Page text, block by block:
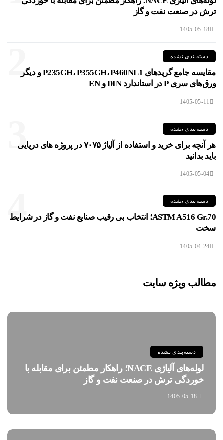
ترش در صنعت نفت و گاز
1405-05-18
2 دسته‌بندی نشده
مقایسه جامع گریدهای P235GH، P355GH، P460NL1 و دیگر
ورق‌های سری P در استاندارد DIN و EN
1405-05-11
3 دسته‌بندی نشده
هر آنچه برای خرید و استفاده از آلیاژ ۷۰۷۵ در پروژه های دریایی
باید بدانید
1405-05-04
4 دسته‌بندی نشده
ASTM A516 Gr.70؛ انتخاب بی رقیب صنایع نفت و گاز در شرایط
سخت
1405-04-24
مطالب ویژه سایت
دسته‌بندی نشده
لوله‌های آلیاژی NACE؛ راهکار مطمئن برای مقابله با
خوردگی ترش در صنعت نفت و گاز
1405-05-18